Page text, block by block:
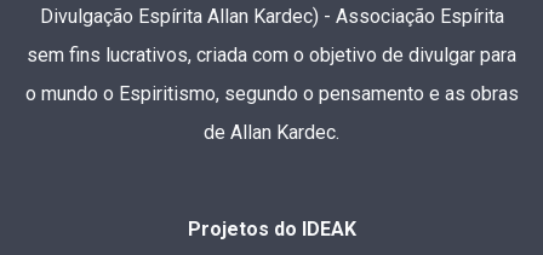
Divulgação Espírita Allan Kardec) - Associação Espírita
sem fins lucrativos, criada com o objetivo de divulgar para
o mundo o Espiritismo, segundo o pensamento e as obras
de Allan Kardec.
Projetos do IDEAK